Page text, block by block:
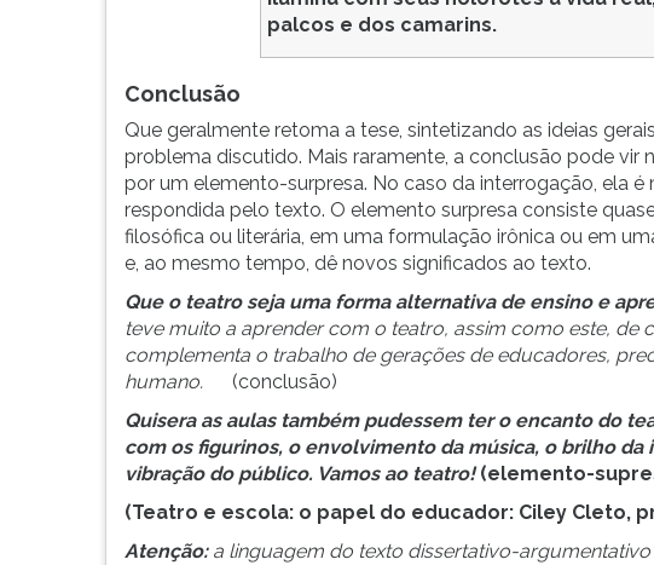
palcos e dos camarins.
Conclusão
Que geralmente retoma a tese, sintetizando as ideias
problema discutido. Mais raramente, a conclusão pode vir
por um elemento-surpresa. No caso da interrogação, ela
respondida pelo texto. O elemento surpresa consiste
filosófica ou literária, em uma formulação irônica ou em
e, ao mesmo tempo, dê novos significados ao texto.
Que o teatro seja uma forma alternativa de ensino e
teve muito a aprender com o teatro, assim como este, de
complementa o trabalho de gerações de educadores,
humano. (conclusão)
Quisera as aulas também pudessem ter o encanto do
com os figurinos, o envolvimento da música, o brilho
vibração do público. Vamos ao teatro!(elemento-
(Teatro e escola: o papel do educador: Ciley Cleto,
Atenção: a linguagem do texto dissertativo-